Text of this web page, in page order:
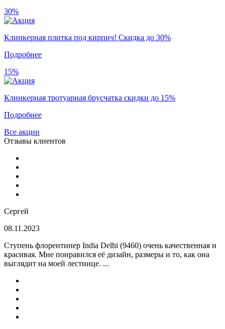
30%
Клинкерная плитка под кирпич! Скидка до 30%
Подробнее
15%
Клинкерная тротуарная брусчатка скидки до 15%
Подробнее
Все акции
Отзывы клиентов
Сергей
08.11.2023
Ступень флорентинер India Delhi (9460) очень качественная и
красивая. Мне понравился её дизайн, размеры и то, как она
выглядит на моей лестнице. ...